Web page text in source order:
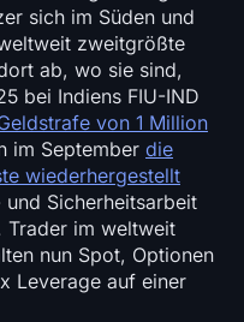
sich im Süden und
zweitgrößte
ab, wo sie sind,
bei Indiens FIU-IND
von 1 Million
im September die
wiederhergestellt
Sicherheitsarbeit
Trader im weltweit
nun Spot, Optionen
Leverage auf einer